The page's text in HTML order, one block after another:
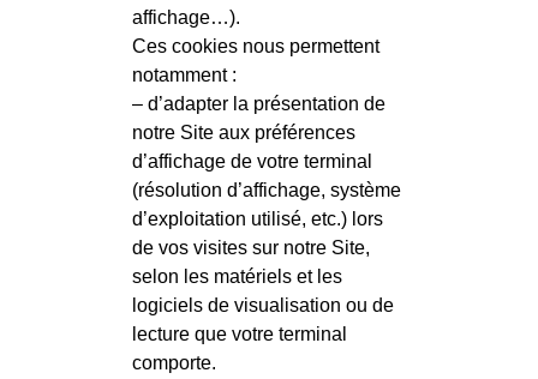
affichage…).
Ces cookies nous permettent
notamment :
– d’adapter la présentation de
notre Site aux préférences
d’affichage de votre terminal
(résolution d’affichage, système
d’exploitation utilisé, etc.) lors
de vos visites sur notre Site,
selon les matériels et les
logiciels de visualisation ou de
lecture que votre terminal
comporte.